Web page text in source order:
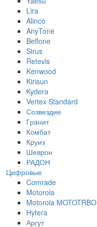
Lira
Alinco
AnyTone
Belfone
Sirus
Retevis
Kenwood
Kirisun
Kydera
Vertex Standard
Созвездие
Гранит
Комбат
Круиз
Шеврон
РАДОН
Цифровые
Comrade
Motorola
Motorola MOTOTRBO
Hytera
Аргут